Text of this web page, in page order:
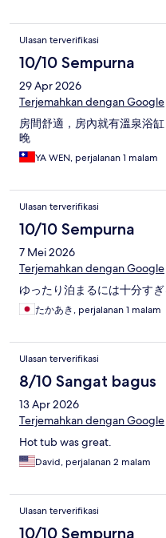
Ulasan terverifikasi
10/10 Sempurna
29 Apr 2026
Terjemahkan dengan Google
房間舒適，房內就有溫泉浴
晚
YA WEN, perjalanan 1 malam
Ulasan terverifikasi
10/10 Sempurna
7 Mei 2026
Terjemahkan dengan Google
ゆったり泊まるには十分すぎ
たかあき, perjalanan 1 malam
Ulasan terverifikasi
8/10 Sangat bagus
13 Apr 2026
Terjemahkan dengan Google
Hot tub was great.
David, perjalanan 2 malam
Ulasan terverifikasi
10/10 Sempurna